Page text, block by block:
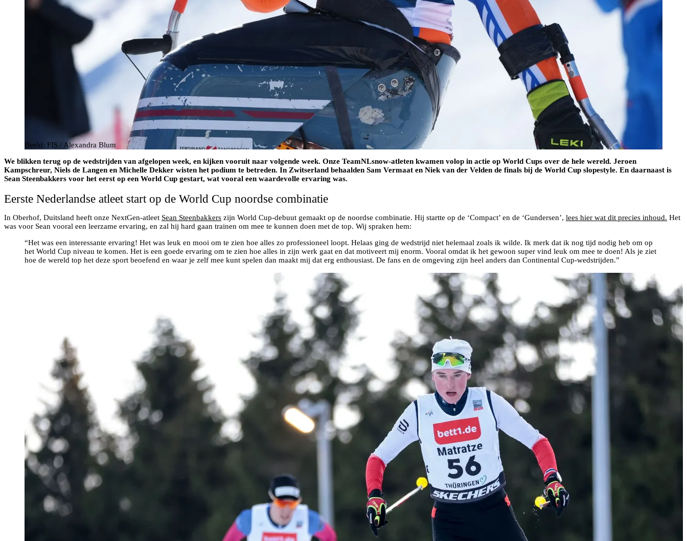
Beeld: FIS / Alexandra Blum
We blikken terug op de wedstrijden van afgelopen week, en kijken vooruit naar volgende week. Onze TeamNLsnow-atleten kwamen volop in actie op World Cups over de hele wereld. Jeroen
Kampschreur, Niels de Langen en Michelle Dekker wisten het podium te betreden. In Zwitserland behaalden Sam Vermaat en Niek van der Velden de finals bij de World Cup slopestyle. En daarnaast is
Sean Steenbakkers voor het eerst op een World Cup gestart, wat vooral een waardevolle ervaring was.
Eerste Nederlandse atleet start op de World Cup noordse combinatie
In Oberhof, Duitsland heeft onze NextGen-atleet Sean Steenbakkers zijn World Cup-debuut gemaakt op de noordse combinatie. Hij startte op de ‘Compact’ en de ‘Gundersen’, lees hier wat dit precies inhoud. Het
was voor Sean vooral een leerzame ervaring, en zal hij hard gaan trainen om mee te kunnen doen met de top. Wij spraken hem:
“Het was een interessante ervaring! Het was leuk en mooi om te zien hoe alles zo professioneel loopt. Helaas ging de wedstrijd niet helemaal zoals ik wilde. Ik merk dat ik nog tijd nodig heb om op
het World Cup niveau te komen. Het is een goede ervaring om te zien hoe alles in zijn werk gaat en dat motiveert mij enorm. Vooral omdat ik het gewoon super vind leuk om mee te doen! Als je ziet
hoe de wereld top het deze sport beoefend en waar je zelf mee kunt spelen dan maakt mij dat erg enthousiast. De fans en de omgeving zijn heel anders dan Continental Cup-wedstrijden.”